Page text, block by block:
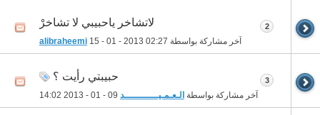
لاتشاخر ياحبيبي لا تشاخرْ
آخر مشاركة بواسطة alibraheemi 15 - 01 - 2013 02:27
2
حبيبتي رأيت ؟
آخر مشاركة بواسطة الـعـمـيــــــــــــد 14:02
3